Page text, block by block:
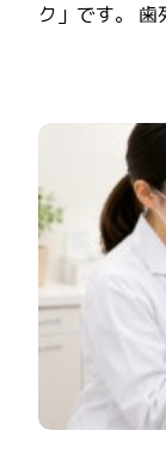
ク」です。